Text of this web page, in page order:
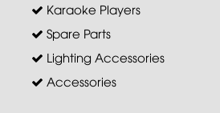
Karaoke Players
Spare Parts
Lighting Accessories
Accessories